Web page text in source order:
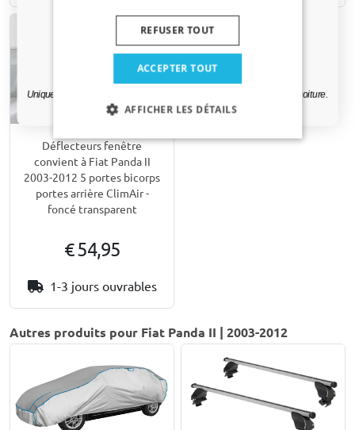
Déflecteurs fenêtre
convient à Fiat Panda II
2003-2012 5 portes bicorps
portes arrière ClimAir -
foncé transparent
€ 54,95
1-3 jours ouvrables
Autres produits pour Fiat Panda II | 2003-2012
ACCEPTER TOUT
REFUSER TOUT
AFFICHER LES DÉTAILS
Uniquement des mises à jour et des offres pertinentes pour votre voiture.